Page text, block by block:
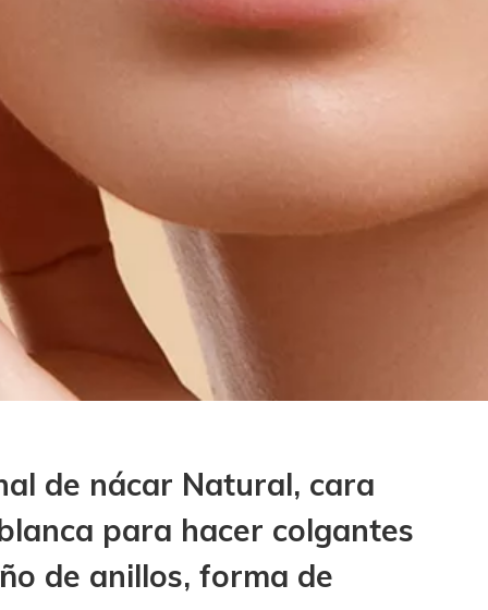
de nácar Natural, cara
para hacer colgantes
de anillos, forma de